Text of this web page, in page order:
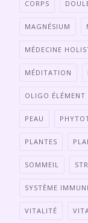
CORPS
MAGNÉSIUM
MÉDECINE
MÉDITATION
OLIGO ÉLÉMENT
PEAU
PLANTES
SOMMEIL
SYSTÈME
VITALITÉ